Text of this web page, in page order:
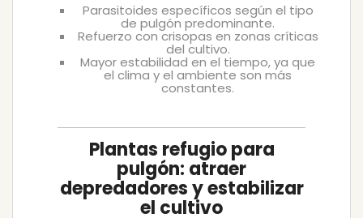
Parasitoides específicos según el tipo
de pulgón predominante.
Refuerzo con crisopas en zonas críticas
del cultivo.
Mayor estabilidad en el tiempo, ya que
el clima y el ambiente son más
constantes.
Plantas refugio para
pulgón: atraer
depredadores y estabilizar
el cultivo